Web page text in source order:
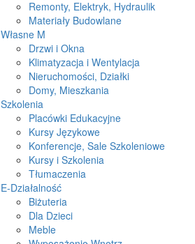
Remonty, Elektryk, Hydraulik
Materiały Budowlane
Własne M
Drzwi i Okna
Klimatyzacja i Wentylacja
Nieruchomości, Działki
Domy, Mieszkania
Szkolenia
Placówki Edukacyjne
Kursy Językowe
Konferencje, Sale Szkoleniowe
Kursy i Szkolenia
Tłumaczenia
E-Działalność
Biżuteria
Dla Dzieci
Meble